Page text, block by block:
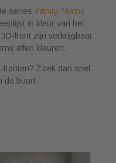
series Infinity, Matrix
in kleur van het
front zijn verkrijgbaar
effen kleuren.
Zoek dan snel
de buurt.